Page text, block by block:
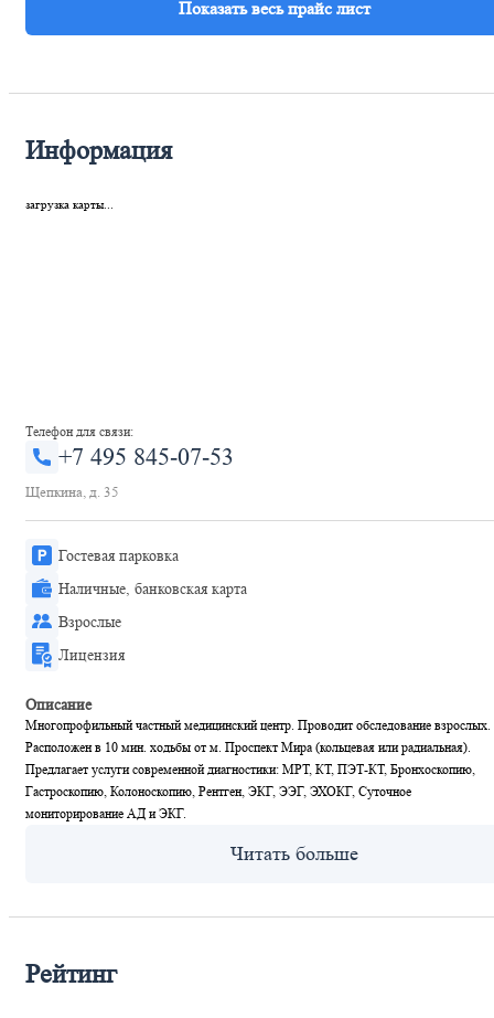
Информация
загрузка карты...
Телефон для связи:
+7 495 845-07-53
Щепкина, д. 35
Гостевая парковка
Наличные, банковская карта
Взрослые
Лицензия
Описание
Многопрофильный частный медицинский центр. Проводит обследование взрослых.
Расположен в 10 мин. ходьбы от м. Проспект Мира (кольцевая или радиальная).
Предлагает услуги современной диагностики: МРТ, КТ, ПЭТ-КТ, Бронхоскопию,
Гастроскопию, Колоноскопию, Рентген, ЭКГ, ЭЭГ, ЭХОКГ, Суточное
мониторирование АД и ЭКГ.
Рейтинг